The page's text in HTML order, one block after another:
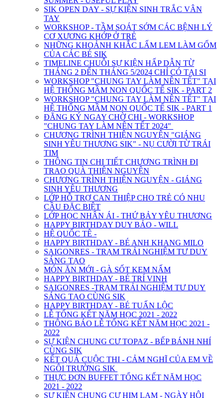
SIK OPEN DAY - SỰ KIỆN SINH TRẮC VÂN
TAY
WORKSHOP - TẦM SOÁT SỚM CÁC BỆNH LÝ
CƠ XƯƠNG KHỚP Ở TRẺ
NHỮNG KHOẢNH KHẮC LẤM LEM LÀM GỐM
CỦA CÁC BÉ SIK
TIMELINE CHUỖI SỰ KIỆN HẤP DẪN TỪ
THÁNG 2 ĐẾN THÁNG 5/2024 CHỈ CÓ TẠI SI
WORKSHOP "CHUNG TAY LÀM NÊN TẾT" TẠI
HỆ THỐNG MẦM NON QUỐC TẾ SIK - PART 2
WORKSHOP "CHUNG TAY LÀM NÊN TẾT" TẠI
HỆ THỐNG MẦM NON QUỐC TẾ SIK - PART 1
ĐĂNG KÝ NGAY CHỜ CHI - WORKSHOP
"CHUNG TAY LÀM NÊN TẾT 2024"
CHƯƠNG TRÌNH THIỆN NGUYỆN "GIÁNG
SINH YÊU THƯƠNG SIK" - NỤ CƯỜI TỪ TRÁI
TIM
THÔNG TIN CHI TIẾT CHƯƠNG TRÌNH ĐI
TRAO QUÀ THIỆN NGUYỆN
CHƯƠNG TRÌNH THIỆN NGUYỆN - GIÁNG
SINH YÊU THƯƠNG
LỚP HỖ TRỢ CAN THIỆP CHO TRẺ CÓ NHU
CẦU ĐẶC BIỆT
LỚP HỌC NHÂN ÁI - THỨ BẢY YÊU THƯƠNG
HAPPY BIRTHDAY DUY BẢO - WILL
HỆ QUỐC TÊ -
HAPPY BIRTHDAY - BÉ ANH KHANG MILO
SAIGONRES - TRẠM TRẢI NGHIỆM TƯ DUY
SÁNG TẠO
MÓN ĂN MỚI - GÀ SỐT KEM NẤM
HAPPY BIRTHDAY - BÉ TRÍ VINH
SAIGONRES -TRẠM TRẢI NGHIỆM TƯ DUY
SÁNG TẠO CÙNG SIK
HAPPY BIRTHDAY - BÉ TUẤN LỘC
LỄ TỔNG KẾT NĂM HỌC 2021 - 2022
THÔNG BÁO LỄ TỔNG KẾT NĂM HỌC 2021 -
2022
SỰ KIỆN CHUNG CƯ TOPAZ - BẾP BÁNH NHÍ
CÙNG SIK
KẾT QUẢ CUỘC THI - CẢM NGHĨ CỦA EM VỀ
NGÔI TRƯỜNG SIK
THỰC ĐƠN BUFFET TỔNG KẾT NĂM HỌC
2021 - 2022
SỰ KIỆN CHUNG CƯ HIM LAM - NGÀY HỘI